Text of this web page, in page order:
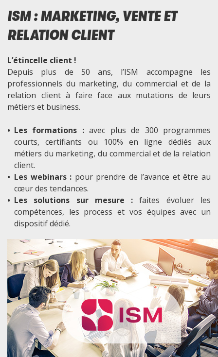
ISM : MARKETING, VENTE ET
RELATION CLIENT
L’étincelle client !
Depuis plus de 50 ans, l’ISM accompagne les
professionnels du marketing, du commercial et de la
relation client à faire face aux mutations de leurs
métiers et business.
• Les formations :avec plus de 300 programmes
courts, certifiants ou 100% en ligne dédiés aux
métiers du marketing, du commercial et de la relation
client.
• Les webinars : pour prendre de l’avance et être au
cœur des tendances.
• Les solutions sur mesure :faites évoluer les
compétences, les process et vos équipes avec un
dispositif dédié.